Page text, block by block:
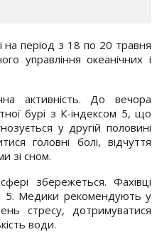
на період з 18 по 20 травня
управління океанічних і
активність. До вечора
бурі з К-індексом 5, що
у другій половині
головні болі, відчуття
зі сном.
збережеться. Фахівці
5. Медики рекомендують у
стресу, дотримуватися
води.